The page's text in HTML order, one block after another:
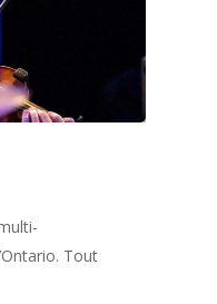
Tout